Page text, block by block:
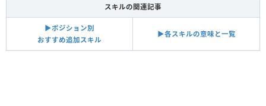
スキルの関連記事
▶︎ポジション別
おすすめ追加スキル
▶︎各スキルの意味と一覧